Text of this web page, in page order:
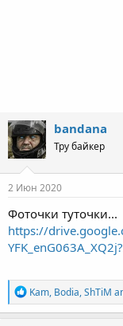
bandana
Тру байкер
2 Июн 2020
Фоточки туточки...
https://
R
e
a
Kam, Bodia,ShTiM